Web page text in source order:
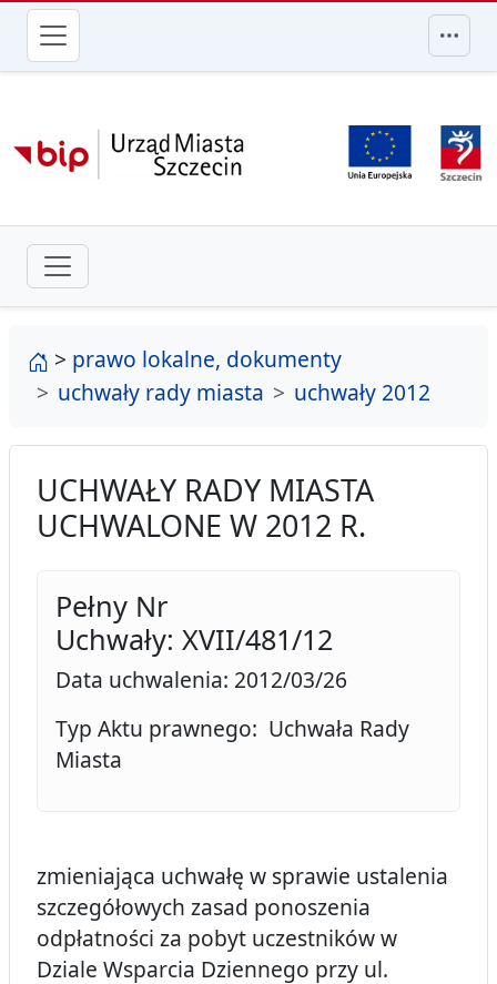
przejdź do głównego menu
strona główna
> prawo lokalne, dokumenty
uchwały rady miasta
uchwały 2012
UCHWAŁY RADY MIASTA
UCHWALONE W 2012 R.
Pełny Nr
Uchwały: XVII/481/12
Data uchwalenia: 2012/03/26
Typ Aktu prawnego: Uchwała Rady
Miasta
zmieniająca uchwałę w sprawie ustalenia
szczegółowych zasad ponoszenia
odpłatności za pobyt uczestników w
Dziale Wsparcia Dziennego przy ul.